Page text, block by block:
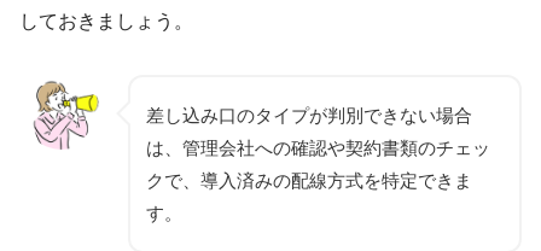
しておきましょう。
差し込み口のタイプが判別できない場合
は、管理会社への確認や契約書類のチェッ
クで、導入済みの配線方式を特定できま
す。